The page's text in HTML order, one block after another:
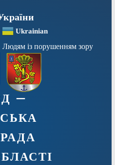
Ukrainian
Людям із порушенням зору
–